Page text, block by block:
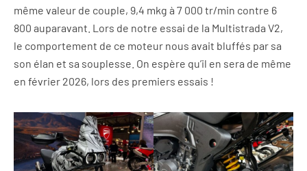
même valeur de couple, 9,4 mkg à 7 000 tr/min contre 6
800 auparavant. Lors de notre essai de la Multistrada V2,
le comportement de ce moteur nous avait bluffés par sa
son élan et sa souplesse. On espère qu’il en sera de même
en février 2026, lors des premiers essais !